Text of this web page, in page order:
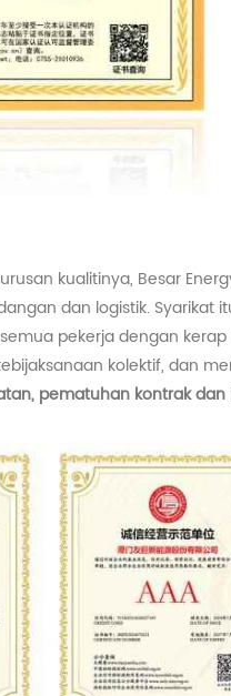
kualitinya, Besar
dan logistik.
pekerja dengan
kolektif, dan
pematuhan kontrak dan